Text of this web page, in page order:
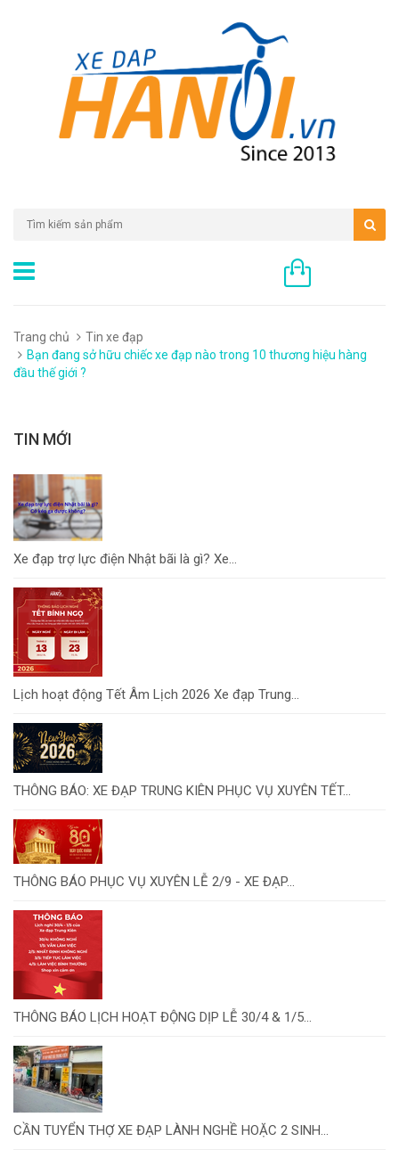
Trang chủ
Tin xe đạp
Bạn đang sở hữu chiếc xe đạp nào trong 10 thương hiệu hàng
đầu thế giới ?
TIN MỚI
Xe đạp trợ lực điện Nhật bãi là gì? Xe...
Lịch hoạt động Tết Âm Lịch 2026 Xe đạp Trung...
THÔNG BÁO: XE ĐẠP TRUNG KIÊN PHỤC VỤ XUYÊN TẾT...
THÔNG BÁO PHỤC VỤ XUYÊN LỄ 2/9 - XE ĐẠP...
THÔNG BÁO LỊCH HOẠT ĐỘNG DỊP LỄ 30/4 & 1/5...
CẦN TUYỂN THỢ XE ĐẠP LÀNH NGHỀ HOẶC 2 SINH...